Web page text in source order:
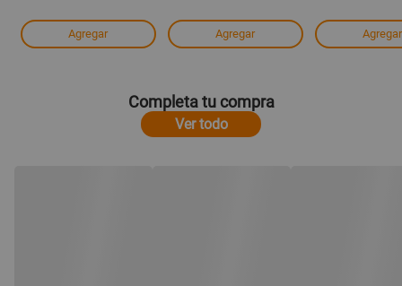
Agregar Agregar Agregar
Completa tu compra
Ver todo